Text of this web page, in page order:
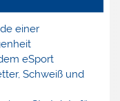
einer
eSport
Schweiß und